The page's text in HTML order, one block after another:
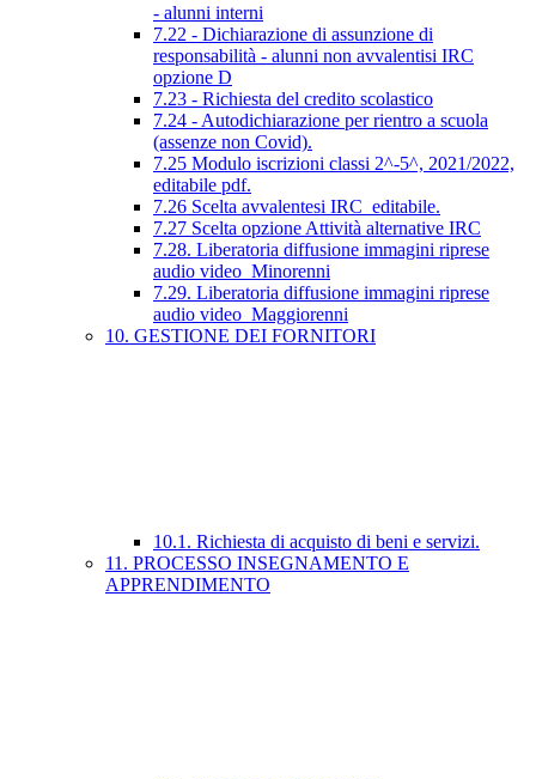
- alunni interni
7.22 - Dichiarazione di assunzione di
responsabilità - alunni non avvalentisi IRC
opzione D
7.23 - Richiesta del credito scolastico
7.24 - Autodichiarazione per rientro a scuola
(assenze non Covid).
7.25 Modulo iscrizioni classi 2^-5^, 2021/2022,
editabile pdf.
7.26 Scelta avvalentesi IRC_editabile.
7.27 Scelta opzione Attività alternative IRC
7.28. Liberatoria diffusione immagini riprese
audio video_Minorenni
7.29. Liberatoria diffusione immagini riprese
audio video_Maggiorenni
10. GESTIONE DEI FORNITORI
10.1. Richiesta di acquisto di beni e servizi.
11. PROCESSO INSEGNAMENTO E
APPRENDIMENTO